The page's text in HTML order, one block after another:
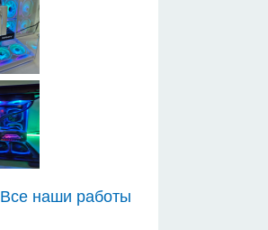
Все наши работы